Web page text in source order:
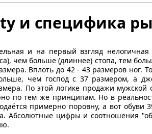
и специфика
и на первый взгляд нелогичная
чем больше (длиннее) стопа, тем
Вплоть до 42 - 43 размеров ног.
чем господ с 37 размером, а
По этой логике продажи мужской
по тем же принципам. Но в
примерно поровну, а вот обуви
Абсолютные цифры и соотношения